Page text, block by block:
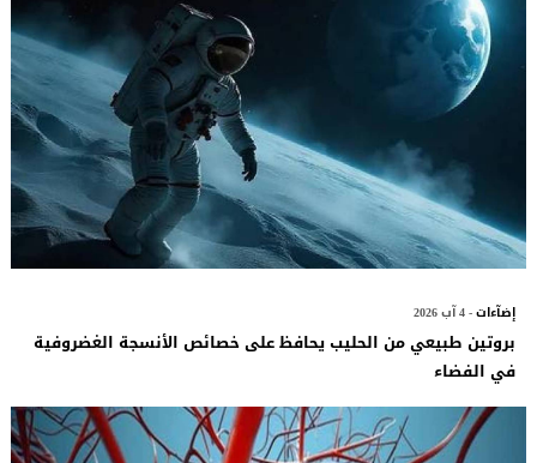
إضآءات- 4 آب 2026
بروتين طبيعي من الحليب يحافظ على خصائص الأنسجة الغضروفية
في الفضاء